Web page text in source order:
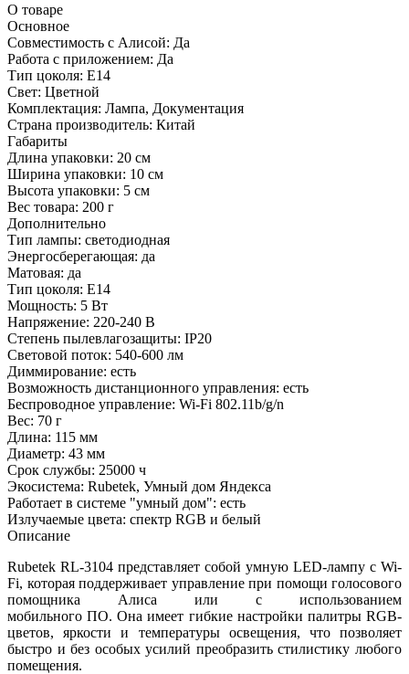
О товаре
Основное
Совместимость с Алисой: Да
Работа с приложением: Да
Тип цоколя: E14
Свет: Цветной
Комплектация: Лампа, Документация
Страна производитель: Китай
Габариты
Длина упаковки: 20 см
Ширина упаковки: 10 см
Высота упаковки: 5 см
Вес товара: 200 г
Дополнительно
Тип лампы: светодиодная
Энергосберегающая: да
Матовая: да
Тип цоколя: E14
Мощность: 5 Вт
Напряжение: 220-240 В
Степень пылевлагозащиты: IP20
Световой поток: 540-600 лм
Диммирование: есть
Возможность дистанционного управления: есть
Беспроводное управление: Wi-Fi 802.11b/g/n
Вес: 70 г
Длина: 115 мм
Диаметр: 43 мм
Срок службы: 25000 ч
Экосистема: Rubetek, Умный дом Яндекса
Работает в системе "умный дом": есть
Излучаемые цвета: спектр RGB и белый
Описание
Rubetek RL-3104 представляет собой умную LED-лампу с Wi-
Fi, которая поддерживает управление при помощи голосового
помощника Алиса или с использованием
мобильного ПО. Она имеет гибкие настройки палитры RGB-
цветов, яркости и температуры освещения, что позволяет
быстро и без особых усилий преобразить стилистику любого
помещения.